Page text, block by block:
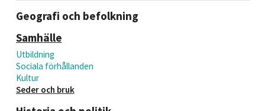
Geografi och befolkning
Samhälle
Utbildning
Sociala förhållanden
Kultur
Seder och bruk